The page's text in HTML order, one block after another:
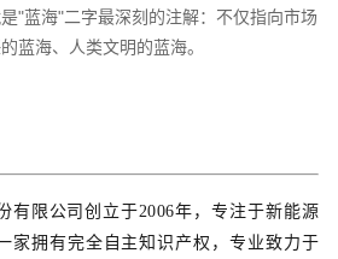
"蓝海"二字最深刻的注解：不仅指向市场
蓝海、人类文明的蓝海。
有限公司创立于2006年，专注于新能源
家拥有完全自主知识产权，专业致力于